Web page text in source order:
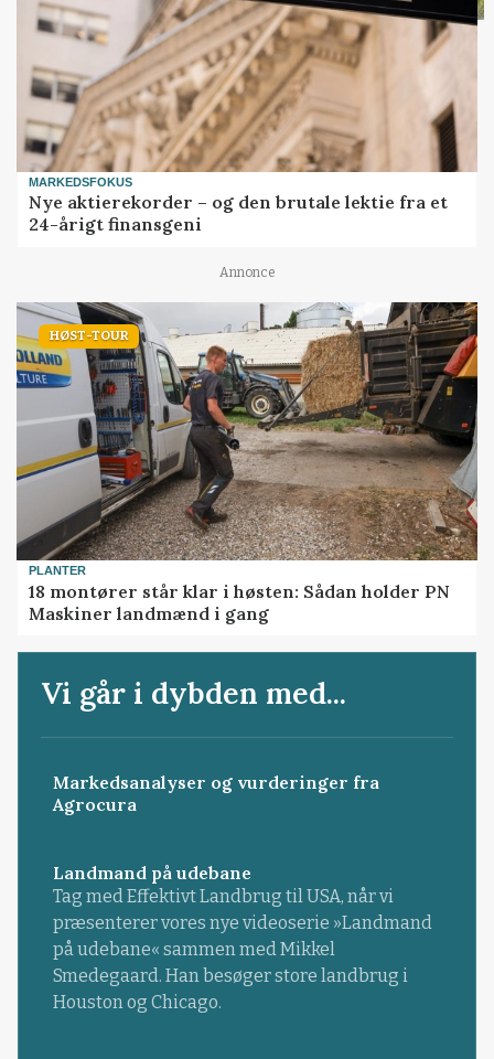
MARKEDSFOKUS
Nye aktierekorder – og den brutale lektie fra et
24-årigt finansgeni
Annonce
HØST-TOUR
PLANTER
18 montører står klar i høsten: Sådan holder PN
Maskiner landmænd i gang
Vi går i dybden med...
Markedsanalyser og vurderinger fra
Agrocura
Landmand på udebane
Tag med Effektivt Landbrug til USA, når vi
præsenterer vores nye videoserie »Landmand
på udebane« sammen med Mikkel
Smedegaard. Han besøger store landbrug i
Houston og Chicago.